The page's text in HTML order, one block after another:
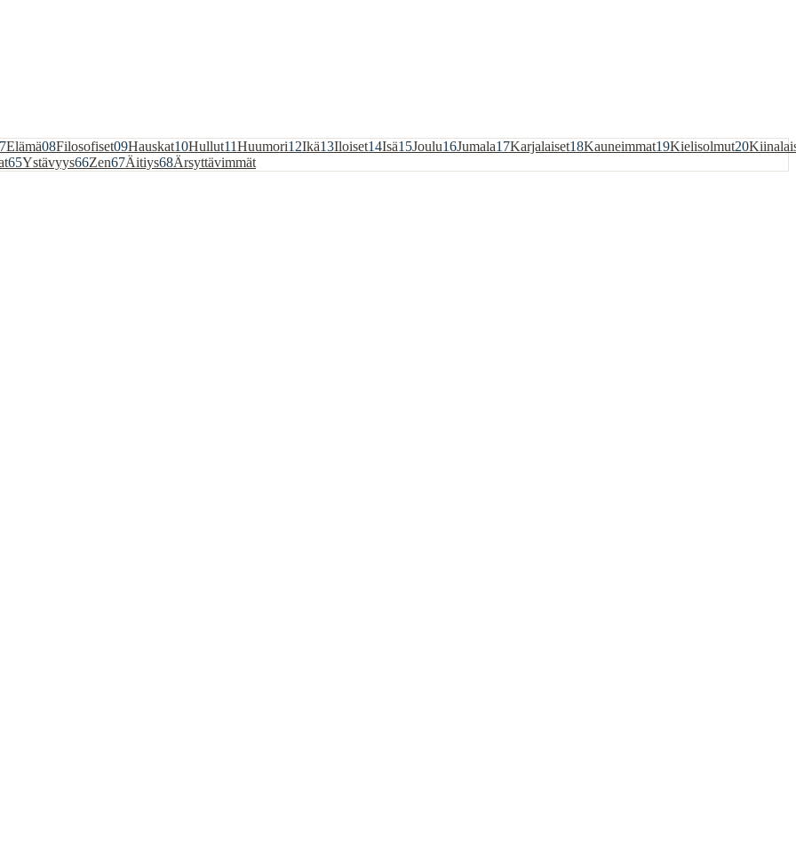
Elämä08Filosofiset09Hauskat10Hullut11Huumori12Ikä13Iloiset14Isä15Joulu16Jumala17Karjalaiset18Kauneimmat19Kielisolmut20
65Ystävyys66Zen67Äitiys68Ärsyttävimmät